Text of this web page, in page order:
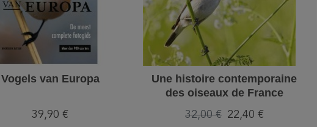
Vogels van Europa
39,90 €
Une histoire contemporaine
des oiseaux de France
32,00 € 22,40 €